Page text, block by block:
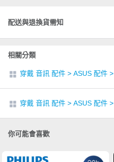
配送與退換貨需知
相關分類
穿戴 音訊 配件 > ASUS 配件 >
穿戴 音訊 配件 > ASUS 配件 >
你可能會喜歡